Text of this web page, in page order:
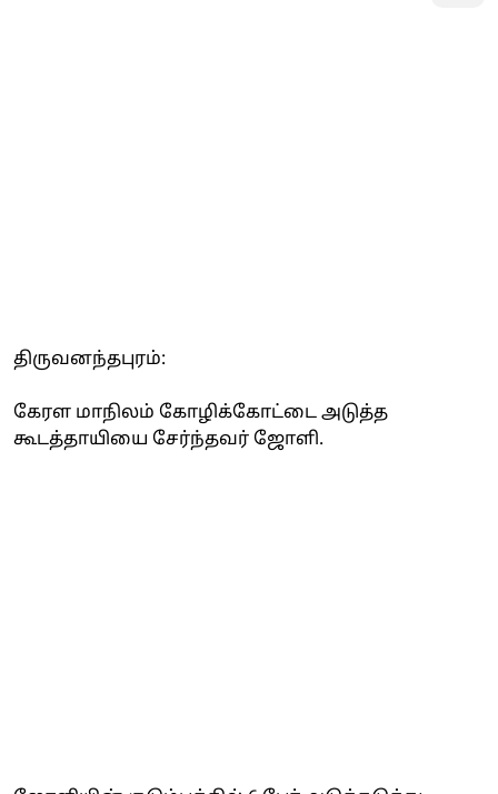
திருவனந்தபுரம்:
கேரள மாநிலம் கோழிக்கோட்டை அடுத்த
கூடத்தாயியை சேர்ந்தவர் ஜோளி.